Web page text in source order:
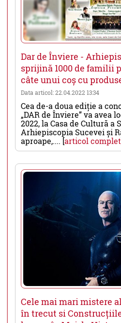
Dar de Înviere -
sprijină 1000 de familii
câte unui coș cu
Data articol: 22.04.2022 13:34
Cea de-a doua ediție a
„DAR de Înviere” va avea
2022, la Casa de Cultură a
Arhiepiscopia Sucevei și
aproape,.... [articol complet
Cele mai mari mistere
în trecut si